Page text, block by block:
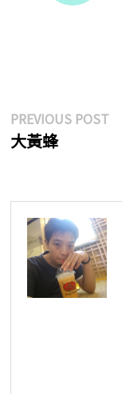
文
章
覽
PREVIOUS POST
大黃蜂